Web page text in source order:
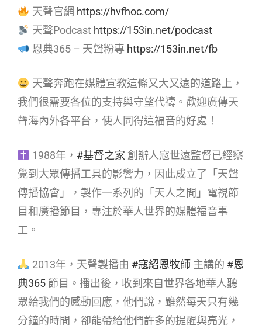
天聲官網 https://hvfhoc.com/
天聲Podcast https://153in.net/podcast
恩典365 – 天聲粉專 https://153in.net/fb
天聲奔跑在媒體宣教這條又大又遠的道路上，
我們很需要各位的支持與守望代禱。歡迎廣傳天
聲海內外各平台，使人同得這福音的好處！
1988年， #基督之家 創辦人寇世遠監督已經察
覺到大眾傳播工具的影響力，因此成立了「天聲
傳播協會」，製作一系列的「天人之間」電視節
目和廣播節目，專注於華人世界的媒體福音事
工。
2013年，天聲製播由 #寇紹恩牧師 主講的 #恩
典365 節目。播出後，收到來自世界各地華人聽
眾給我們的感動回應，他們說，雖然每天只有幾
分鐘的時間，卻能帶給他們許多的提醒與亮光，